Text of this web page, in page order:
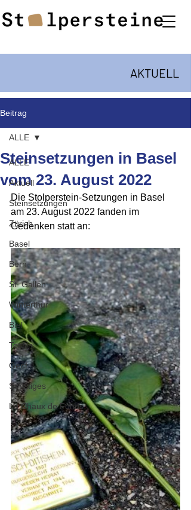
AKTUELL
Beitrag
ALLE
Aktuell
Steinsetzungen
Zürich
Basel
Bern
St. Gallen
Winterthur
Biel
Tessin
Genf
Sonstiges
La Chaux de Fonds
ALLE
Steinsetzungen in Basel
vom 23. August 2022
Die Stolperstein-Setzungen in Basel
am 23. August 2022 fanden im
Gedenken statt an: